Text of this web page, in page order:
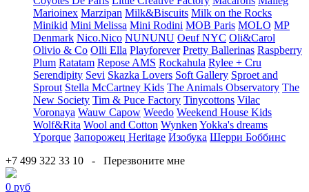
Marioinex Marzipan Milk&Biscuits Milk on the Rocks
Minikid Mini Melissa Mini Rodini MOB Paris MOLO MP
Denmark Nico.Nico NUNUNU Oeuf NYC Oli&Carol
Olivio & Co Olli Ella Playforever Pretty Ballerinas Raspberry
Plum Ratatam Repose AMS Rockahula Rylee + Cru
Serendipity Sevi Skazka Lovers Soft Gallery Sproet and
Sprout Stella McCartney Kids The Animals Observatory The
New Society Tim & Puce Factory Tinycottons Vilac
Voronaya Wauw Capow Weedo Weekend House Kids
Wolf&Rita Wool and Cotton Wynken Yokka's dreams
Yporque Запорожец Heritage Изобука Шерри Боббинс
+7 499 322 33 10 - Перезвоните мне
0 руб